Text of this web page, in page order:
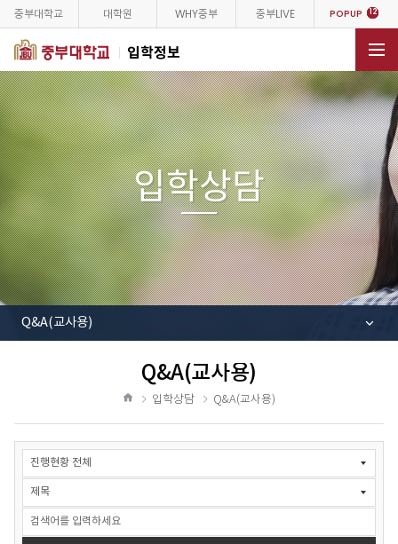
입학정보
전체메뉴
중부대학교 대학원 WHY중부 중부LIVE POPUP 12
입학상담
Q&A(교사용)
Q&A(교사용)
입학상담 Q&A(교사용)
기
담
>Q&A(교
사